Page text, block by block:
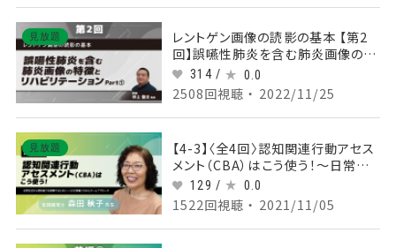
見放題
レントゲン画像の読影の基本 【第2
回】誤嚥性肺炎を含む肺炎画像の特
徴とリハビリテーション Part①肺炎
の分類
314 / 0.0
2508回視聴 ・ 2022/11/25
見放題
【4-3】〈全4回〉認知関連行動アセス
メント（CBA）はこう使う！～日常生
活から認知能力を理解するために～
（3）応用編②CBAとチームアプロー
チ
129 / 0.0
1522回視聴 ・ 2021/11/05